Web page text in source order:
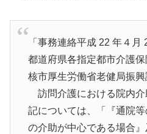
「事務連絡平成 22 年４月
都道府県各指定都市介護
核市厚生労働省老健局振興
訪問介護における院内介
記については、「『通院
の介助が中心である場合